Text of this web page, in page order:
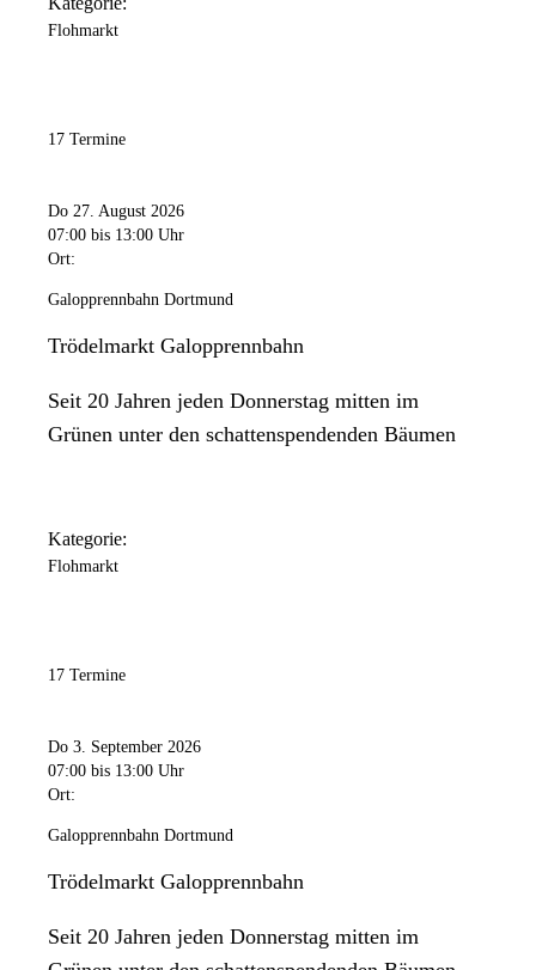
Flohmarkt
17 Termine
Do 27. August 2026
07:00 bis 13:00 Uhr
Ort:
Galopprennbahn Dortmund
Trödelmarkt Galopprennbahn
Seit 20 Jahren jeden Donnerstag mitten im
Grünen unter den schattenspendenden Bäumen
Kategorie:
Flohmarkt
17 Termine
Do 3. September 2026
07:00 bis 13:00 Uhr
Ort:
Galopprennbahn Dortmund
Trödelmarkt Galopprennbahn
Seit 20 Jahren jeden Donnerstag mitten im